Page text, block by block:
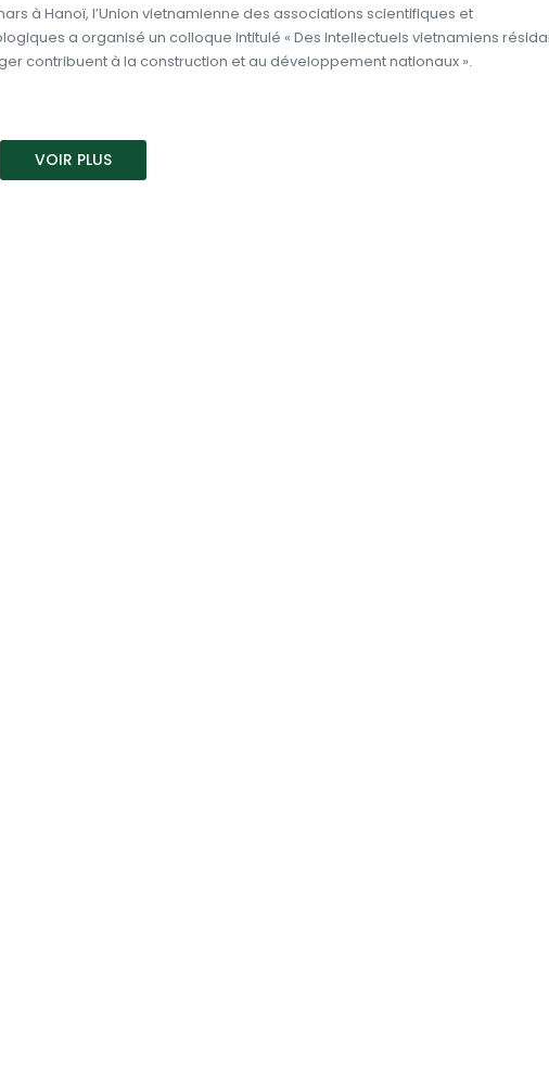
à Hanoï, l’Union vietnamienne des associations scientifiques et
a organisé un colloque intitulé « Des intellectuels vietnamiens
contribuent à la construction et au développement nationaux ».
VOIR PLUS